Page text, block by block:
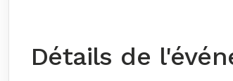
Détails de